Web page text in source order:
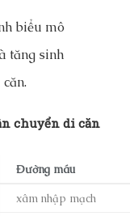
biểu mô
tăng sinh
chuyển di căn
Đường máu
xâm nhập mạch